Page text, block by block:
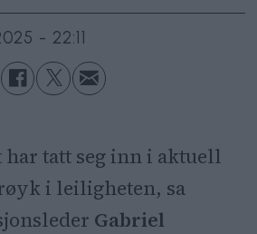
- 22:11
har tatt seg inn i aktuell
i leiligheten, sa
Gabriel